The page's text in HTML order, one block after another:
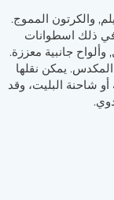
والكرتون المموج.
في ذلك اسطوانات
جانبية معززة.
يمكن نقلها
شاحنة البليت، وقد